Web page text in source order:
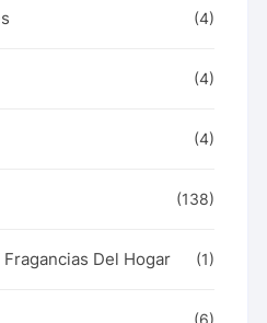
(4)
(4)
(4)
(138)
Del Hogar (1)